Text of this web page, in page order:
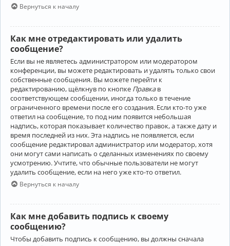
Вернуться к началу
Как мне отредактировать или удалить
сообщение?
Если вы не являетесь администратором или модератором
конференции, вы можете редактировать и удалять только свои
собственные сообщения. Вы можете перейти к
редактированию, щёлкнув по кнопке Правкав
соответствующем сообщении, иногда только в течение
ограниченного времени после его создания. Если кто-то уже
ответил на сообщение, то под ним появится небольшая
надпись, которая показывает количество правок, а также дату и
время последней из них. Эта надпись не появляется, если
сообщение редактировал администратор или модератор, хотя
они могут сами написать о сделанных изменениях по своему
усмотрению. Учтите, что обычные пользователи не могут
удалить сообщение, если на него уже кто-то ответил.
Вернуться к началу
Как мне добавить подпись к своему
сообщению?
Чтобы добавить подпись к сообщению, вы должны сначала